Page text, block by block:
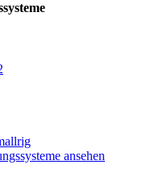
ansehen